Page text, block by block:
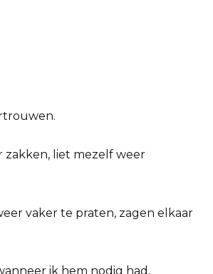
zakken, liet mezelf weer
vaker te praten, zagen elkaar
ik hem nodig had,